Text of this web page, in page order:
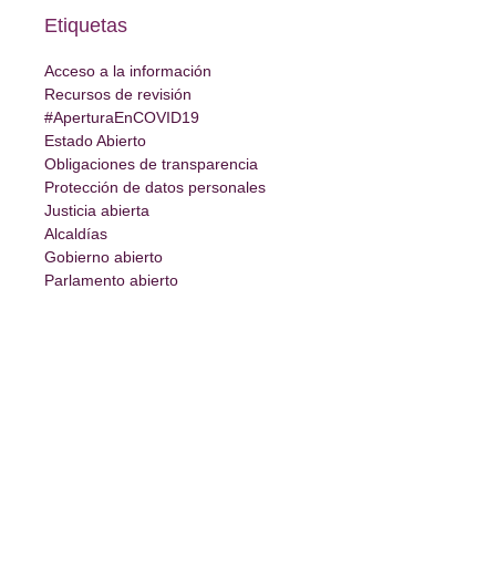
Etiquetas
Acceso a la información
Recursos de revisión
#AperturaEnCOVID19
Estado Abierto
Obligaciones de transparencia
Protección de datos personales
Justicia abierta
Alcaldías
Gobierno abierto
Parlamento abierto